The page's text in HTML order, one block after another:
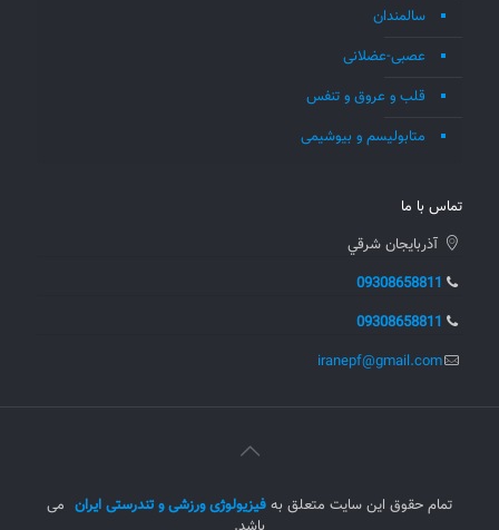
سالمندان
عصبی-عضلانی
قلب و عروق و تنفس
متابولیسم و بیوشیمی
تماس با ما
آذربايجان شرقي
09308658811
09308658811
iranepf@gmail.com
تمام حقوق این سایت متعلق به فیزیولوژی ورزشی و تندرستی ایران می